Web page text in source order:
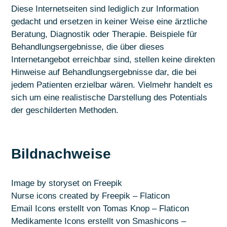
Diese Internetseiten sind lediglich zur Information
gedacht und ersetzen in keiner Weise eine ärztliche
Beratung, Diagnostik oder Therapie. Beispiele für
Behandlungsergebnisse, die über dieses
Internetangebot erreichbar sind, stellen keine direkten
Hinweise auf Behandlungsergebnisse dar, die bei
jedem Patienten erzielbar wären. Vielmehr handelt es
sich um eine realistische Darstellung des Potentials
der geschilderten Methoden.
Bildnachweise
Image by storyset on Freepik
Nurse icons created by Freepik – Flaticon
Email Icons erstellt von Tomas Knop – Flaticon
Medikamente Icons erstellt von Smashicons –